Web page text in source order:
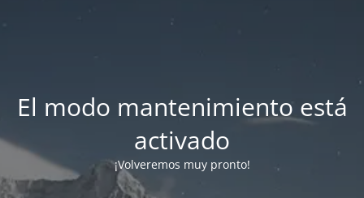
El modo mantenimiento está
activado
¡Volveremos muy pronto!